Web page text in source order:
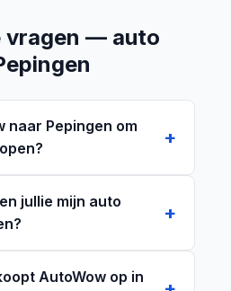
vragen — auto
naar Pepingen om
jullie mijn auto
AutoWow op in